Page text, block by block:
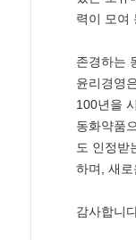
력이 모여
존경하는
윤리경영
100년을
동화약품
도 인정받
하며, 새
감사합니